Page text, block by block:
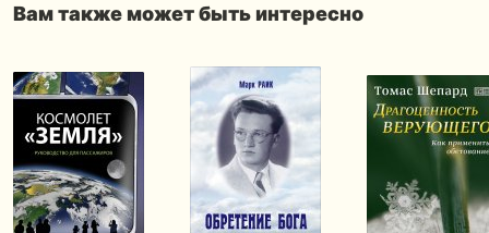
Вам также может быть интересно